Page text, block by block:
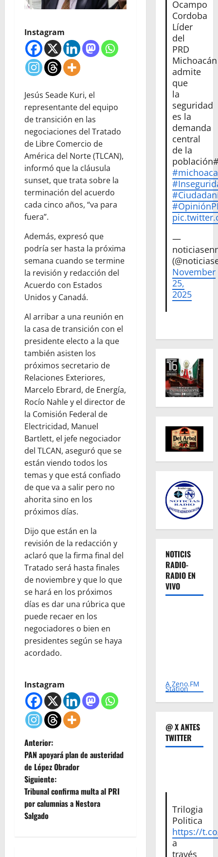
Instagram
Jesús Seade Kuri, el
representante del equipo
de transición en las
negociaciones del Tratado
de Libre Comercio de
América del Norte (TLCAN),
informó que la cláusula
sunset, que trata sobre la
terminación del acuerdo
cada cinco años, “va para
fuera”.
Además, expresó que
podría ser hasta la próxima
semana cuando se termine
la revisión y redacción del
Acuerdo con Estados
Unidos y Canadá.
Al arribar a una reunión en
la casa de transición con el
presidente electo a la que
también asisten los
próximos secretario de
Relaciones Exteriores,
Marcelo Ebrard, de Energía,
Rocío Nahle y el director de
la Comisión Federal de
Electricidad, Manuel
Bartlett, el jefe negociador
del TLCAN, aseguró que se
están viendo todos los
temas y que está confiado
de que va a salir pero no
ahorita sino en los
próximos días.
Dijo que están en la
revisión de la redacción y
aclaró que la firma final del
Tratado será hasta finales
de noviembre y que lo que
se hará en los próximos
días es dar una rúbrica que
puede recaer en los
negociadores o bien en
presidentes según se haya
acordado.
Instagram
N
a
v
e
Anterior:
PAN apoyará plan de austeridad
de López Obrador
Siguiente:
Tribunal confirma multa al PRI
por calumnias a Nestora
Salgado
Ocampo
Cordoba
Líder
del
PRD
Michoacán
admite
que
la
seguridad
es la
demanda
central
de la
—
November
25,
2025
NOTICIS
RADIO-
RADIO EN
VIVO
A Zeno.FM
Station
@ X ANTES
TWITTER
Trilogia
Politica
https://
a
través